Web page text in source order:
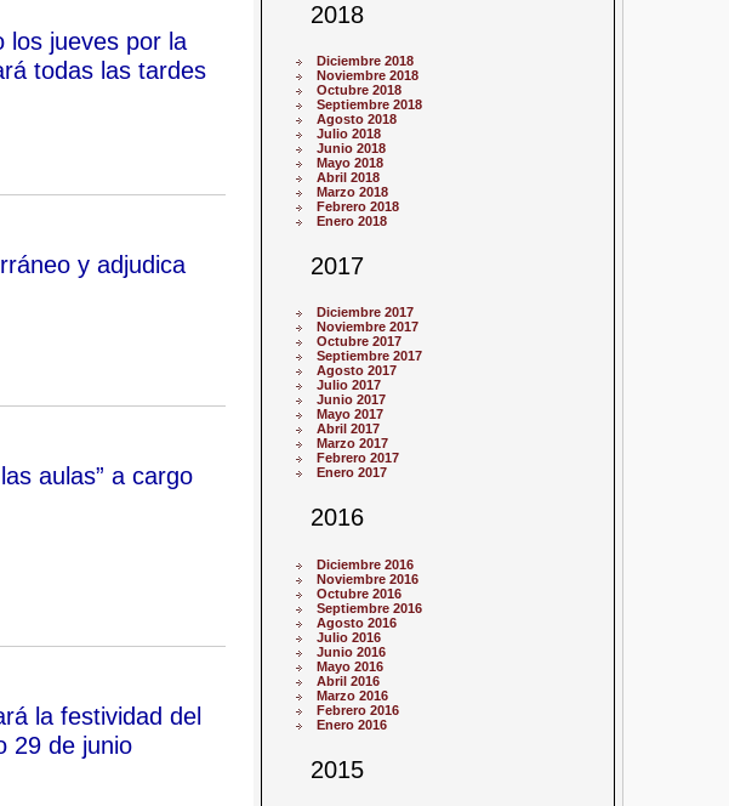
los jueves por la
todas las tardes
y adjudica
aulas” a cargo
la festividad del
29 de junio
2018
Diciembre 2018
Noviembre 2018
Octubre 2018
Septiembre 2018
Agosto 2018
Julio 2018
Junio 2018
Mayo 2018
Abril 2018
Marzo 2018
Febrero 2018
Enero 2018
2017
Diciembre 2017
Noviembre 2017
Octubre 2017
Septiembre 2017
Agosto 2017
Julio 2017
Junio 2017
Mayo 2017
Abril 2017
Marzo 2017
Febrero 2017
Enero 2017
2016
Diciembre 2016
Noviembre 2016
Octubre 2016
Septiembre 2016
Agosto 2016
Julio 2016
Junio 2016
Mayo 2016
Abril 2016
Marzo 2016
Febrero 2016
Enero 2016
2015